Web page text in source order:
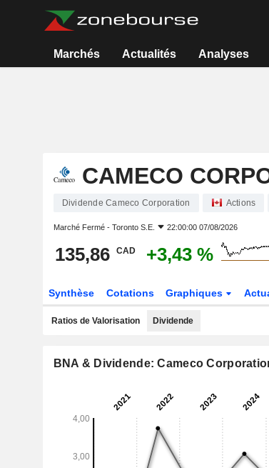
Marchés Actualités Analyses
CAMECO
Dividende Cameco Corporation Actions
Marché Fermé - Toronto S.E. 22:00:00 07/08/2026
135,86 CAD +3,43 %
Synthèse Cotations Graphiques
Ratios de Valorisation Dividende
BNA & Dividende: Cameco